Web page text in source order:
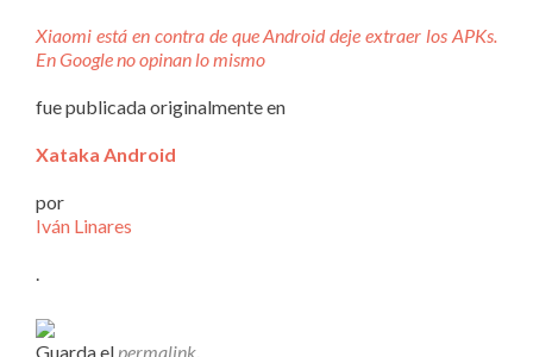
Xiaomi está en contra de que Android deje extraer los APKs.
En Google no opinan lo mismo
fue publicada originalmente en
Xataka Android
por
Iván Linares
Guarda el permalink